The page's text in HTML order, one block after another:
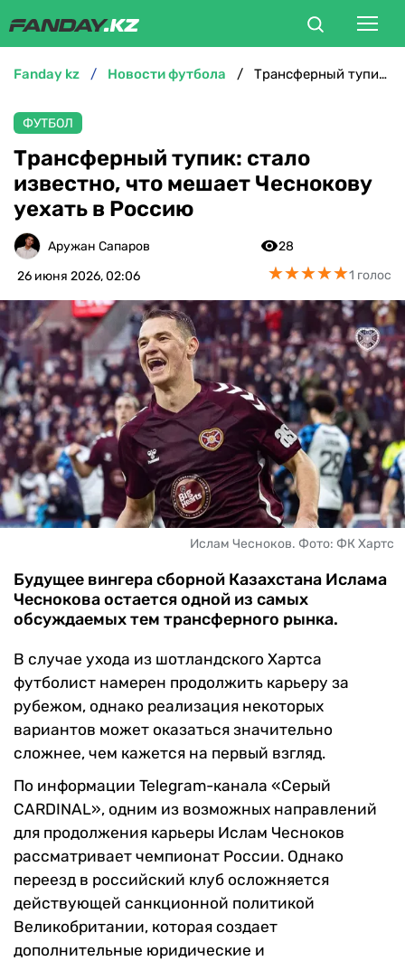
ММА
ТЕННИС
ФУТЗАЛ
ВЕЛОСПОРТ
ЧМ-2026
ДРУГИЕ
БУКМЕКЕРЫ
fanday kz новости футбола Трансферный тупик: стало известно, что мешает Чеснокову уехать в Россию
ФУТБОЛ
Трансферный тупик: стало
известно, что мешает Чеснокову
уехать в Россию
Аружан Сапаров
26 июня 2026, 02:06
28
★★★★★
★★★★★1 голос
Ислам Чесноков. Фото: ФК Хартс
Будущее вингера сборной Казахстана Ислама
Чеснокова остается одной из самых
обсуждаемых тем трансферного рынка.
В случае ухода из шотландского Хартса
футболист намерен продолжить карьеру за
рубежом, однако реализация некоторых
вариантов может оказаться значительно
сложнее, чем кажется на первый взгляд.
По информации Telegram-канала «Серый
CARDINAL», одним из возможных направлений
для продолжения карьеры Ислам Чесноков
рассматривает чемпионат России. Однако
переезд в российский клуб осложняется
действующей санкционной политикой
Великобритании, которая создает
дополнительные юридические и